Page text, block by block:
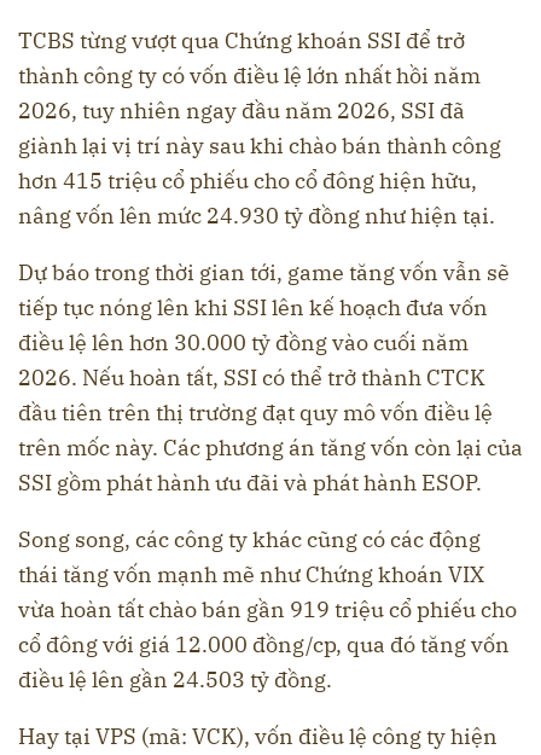
TCBS từng vượt qua Chứng khoán SSI để trở
thành công ty có vốn điều lệ lớn nhất hồi năm
2026, tuy nhiên ngay đầu năm 2026, SSI đã
giành lại vị trí này sau khi chào bán thành công
hơn 415 triệu cổ phiếu cho cổ đông hiện hữu,
nâng vốn lên mức 24.930 tỷ đồng như hiện tại.
Dự báo trong thời gian tới, game tăng vốn vẫn sẽ
tiếp tục nóng lên khi SSI lên kế hoạch đưa vốn
điều lệ lên hơn 30.000 tỷ đồng vào cuối năm
2026. Nếu hoàn tất, SSI có thể trở thành CTCK
đầu tiên trên thị trường đạt quy mô vốn điều lệ
trên mốc này. Các phương án tăng vốn còn lại của
SSI gồm phát hành ưu đãi và phát hành ESOP.
Song song, các công ty khác cũng có các động
thái tăng vốn mạnh mẽ như Chứng khoán VIX
vừa hoàn tất chào bán gần 919 triệu cổ phiếu cho
cổ đông với giá 12.000 đồng/cp, qua đó tăng vốn
điều lệ lên gần 24.503 tỷ đồng.
Hay tại VPS (mã: VCK), vốn điều lệ công ty hiện